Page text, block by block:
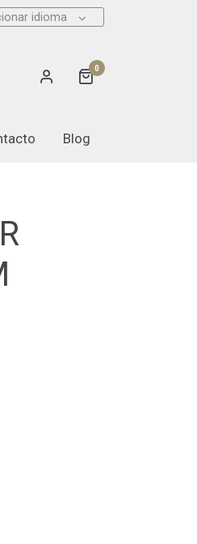
idioma
0
Blog